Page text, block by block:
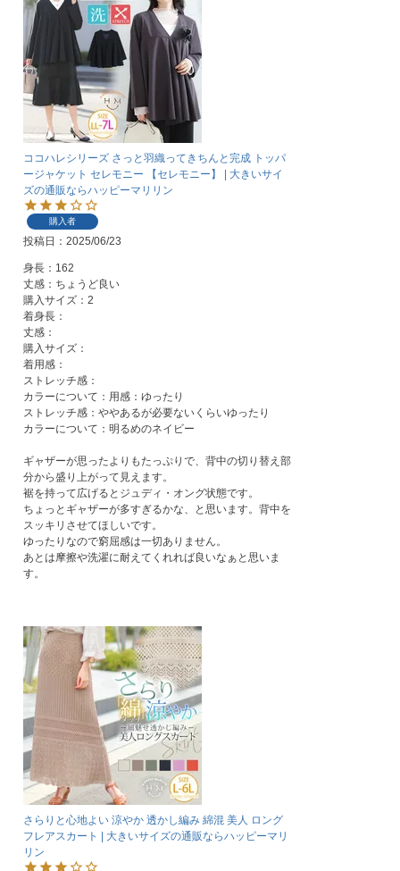
ココハレシリーズ さっと羽織ってきちんと完成 トッパ
ージャケット セレモニー 【セレモニー】 | 大きいサイ
ズの通販ならハッピーマリリン
購入者
投稿日 2025/06/23
身長：162
丈感：ちょうど良い
購入サイズ：2
着身長：
丈感：
購入サイズ：
着用感：
ストレッチ感：
カラーについて：用感：ゆったり
ストレッチ感：ややあるが必要ないくらいゆったり
カラーについて：明るめのネイビー
ギャザーが思ったよりもたっぷりで、背中の切り替え部
分から盛り上がって見えます。
裾を持って広げるとジュディ・オング状態です。
ちょっとギャザーが多すぎるかな、と思います。背中を
スッキリさせてほしいです。
ゆったりなので窮屈感は一切ありません。
あとは摩擦や洗濯に耐えてくれれば良いなぁと思いま
さらりと心地よい 涼やか 透かし編み 綿混 美人 ロング
フレアスカート | 大きいサイズの通販ならハッピーマリ
リン